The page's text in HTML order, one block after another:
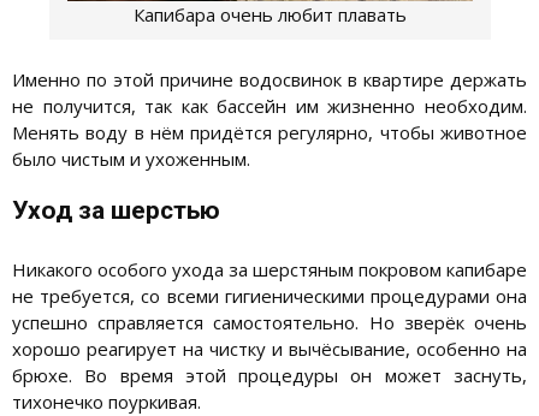
Капибара очень любит плавать
Именно по этой причине водосвинок в квартире держать
не получится, так как бассейн им жизненно необходим.
Менять воду в нём придётся регулярно, чтобы животное
было чистым и ухоженным.
Уход за шерстью
Никакого особого ухода за шерстяным покровом капибаре
не требуется, со всеми гигиеническими процедурами она
успешно справляется самостоятельно. Но зверёк очень
хорошо реагирует на чистку и вычёсывание, особенно на
брюхе. Во время этой процедуры он может заснуть,
тихонечко поуркивая.